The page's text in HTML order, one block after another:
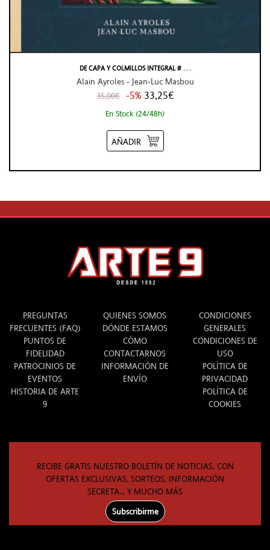
DE CAPA Y COLMILLOS INTEGRAL # . . .
Alain Ayroles - Jean-Luc Masbou
35,00€ -5% 33,25€
En Stock (24/48h)
AÑADIR
PREGUNTAS
FRECUENTES (FAQ)
PUNTOS DE
FIDELIDAD
PATROCINIOS DE
EVENTOS
HISTORIA DE ARTE
9
QUIENES SOMOS
DÓNDE ESTAMOS
CÓMO
CONTACTARNOS
INFORMACIÓN DE
ENVÍO
CONDICIONES
GENERALES
CONDICIONES DE
USO
POLÍTICA DE
PRIVACIDAD
POLÍTICA DE
COOKIES
RECIBE GRATIS NUESTRO BOLETÍN DE NOTICIAS, CON
OFERTAS EXCLUSIVAS, SORTEOS, INFORMACIÓN
SECRETA... Y MUCHO MÁS
Subscribirme